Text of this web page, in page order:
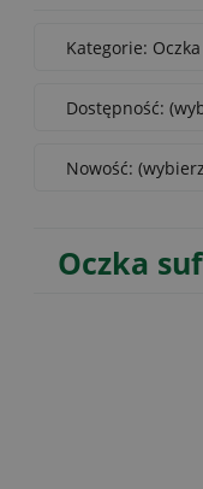
Kategorie:
Dostępność:
Nowość:
Oczka